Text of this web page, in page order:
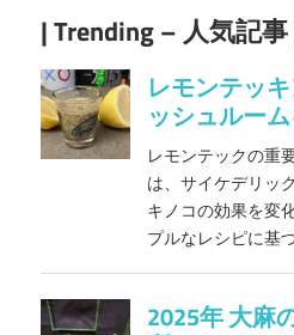
| Trending – 人気記事